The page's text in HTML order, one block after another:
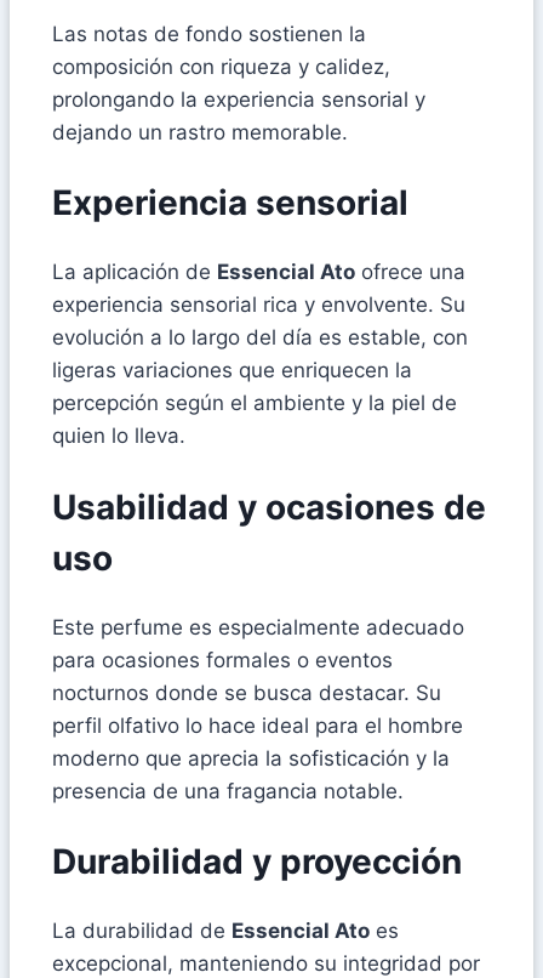
Las notas de fondo sostienen la
composición con riqueza y calidez,
prolongando la experiencia sensorial y
dejando un rastro memorable.
Experiencia sensorial
La aplicación de Essencial Ato ofrece una
experiencia sensorial rica y envolvente. Su
evolución a lo largo del día es estable, con
ligeras variaciones que enriquecen la
percepción según el ambiente y la piel de
quien lo lleva.
Usabilidad y ocasiones de
uso
Este perfume es especialmente adecuado
para ocasiones formales o eventos
nocturnos donde se busca destacar. Su
perfil olfativo lo hace ideal para el hombre
moderno que aprecia la sofisticación y la
presencia de una fragancia notable.
Durabilidad y proyección
La durabilidad de Essencial Ato es
excepcional, manteniendo su integridad por